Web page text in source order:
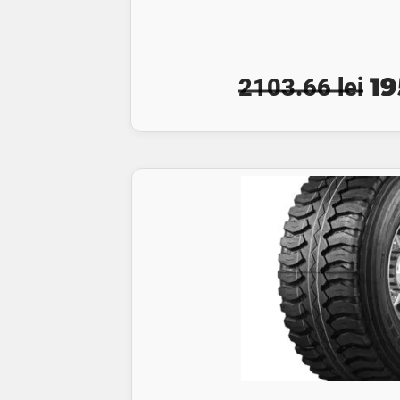
2103.66lei
a